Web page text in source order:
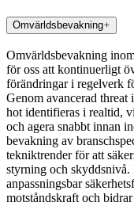
Omvärldsbevakning
Omvärldsbevakning
för oss att kontinuerligt
förändringar i regelverk
Genom avancerad threat
hot identifieras i realtid,
och agera snabbt innan
bevakning av
tekniktrender för att
styrning och skyddsnivå.
anpassningsbar
motståndskraft och